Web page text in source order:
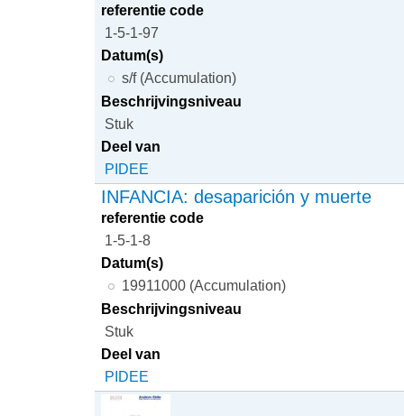
referentie code
1-5-1-97
Datum(s)
s/f (Accumulation)
Beschrijvingsniveau
Stuk
Deel van
PIDEE
INFANCIA: desaparición y muerte
referentie code
1-5-1-8
Datum(s)
19911000 (Accumulation)
Beschrijvingsniveau
Stuk
Deel van
PIDEE